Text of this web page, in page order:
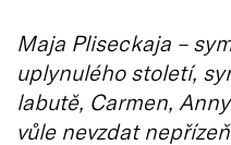
Maja Pliseckaja –
uplynulého století,
labutě, Carmen,
vůle nevzdat